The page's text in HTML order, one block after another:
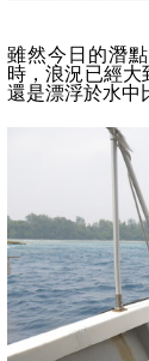
雖然今日的潛
時，浪況已經大
還是漂浮於水中